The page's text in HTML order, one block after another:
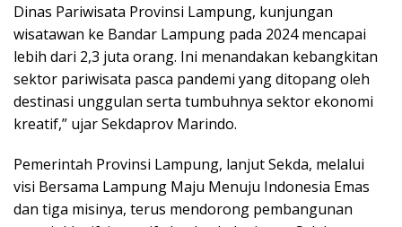
Dinas Pariwisata Provinsi Lampung, kunjungan
wisatawan ke Bandar Lampung pada 2024 mencapai
lebih dari 2,3 juta orang. Ini menandakan kebangkitan
sektor pariwisata pasca pandemi yang ditopang oleh
destinasi unggulan serta tumbuhnya sektor ekonomi
kreatif,” ujar Sekdaprov Marindo.
Pemerintah Provinsi Lampung, lanjut Sekda, melalui
visi Bersama Lampung Maju Menuju Indonesia Emas
dan tiga misinya, terus mendorong pembangunan